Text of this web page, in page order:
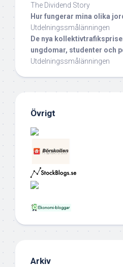
The Dividend Story
Hur fungerar mina olika
Utdelningssmålänningen
De nya
ungdomar, studenter och
Utdelningssmålänningen
Övrigt
Arkiv